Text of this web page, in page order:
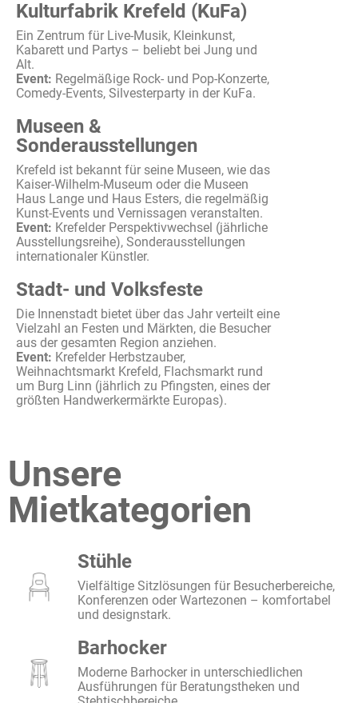
Kulturfabrik Krefeld (KuFa)
Ein Zentrum für Live-Musik, Kleinkunst,
Kabarett und Partys – beliebt bei Jung und
Alt.
Event: Regelmäßige Rock- und Pop-Konzerte,
Comedy-Events, Silvesterparty in der KuFa.
Museen &
Sonderausstellungen
Krefeld ist bekannt für seine Museen, wie das
Kaiser-Wilhelm-Museum oder die Museen
Haus Lange und Haus Esters, die regelmäßig
Kunst-Events und Vernissagen veranstalten.
Event: Krefelder Perspektivwechsel (jährliche
Ausstellungsreihe), Sonderausstellungen
internationaler Künstler.
Stadt- und Volksfeste
Die Innenstadt bietet über das Jahr verteilt eine
Vielzahl an Festen und Märkten, die Besucher
aus der gesamten Region anziehen.
Event: Krefelder Herbstzauber,
Weihnachtsmarkt Krefeld, Flachsmarkt rund
um Burg Linn (jährlich zu Pfingsten, eines der
größten Handwerkermärkte Europas).
Unsere
Mietkategorien
Stühle
Vielfältige Sitzlösungen für Besucherbereiche,
Konferenzen oder Wartezonen – komfortabel
und designstark.
Barhocker
Moderne Barhocker in unterschiedlichen
Ausführungen für Beratungstheken und